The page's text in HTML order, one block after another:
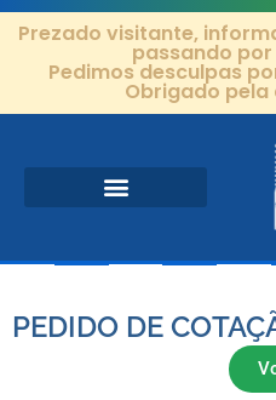
Prezado visitante,
passando
Pedimos desculpas
Obrigado pela
PEDIDO DE